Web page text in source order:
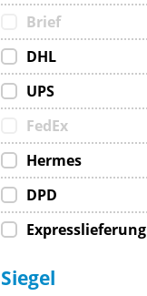
Brief
DHL
UPS
FedEx
Hermes
DPD
Expresslieferung
Siegel